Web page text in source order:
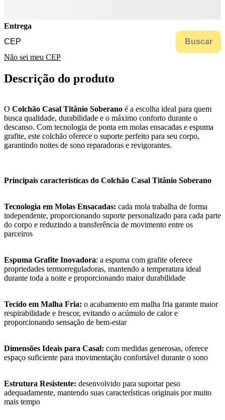
Entrega
Buscar
Não sei meu CEP
Descrição do produto
O Colchão Casal Titânio Soberano é a escolha ideal para quem
busca qualidade, durabilidade e o máximo conforto durante o
descanso. Com tecnologia de ponta em molas ensacadas e espuma
grafite, este colchão oferece o suporte perfeito para seu corpo,
garantindo noites de sono reparadoras e revigorantes.
Principais características do Colchão Casal Titânio Soberano
Tecnologia em Molas Ensacadas: cada mola trabalha de forma
independente, proporcionando suporte personalizado para cada parte
do corpo e reduzindo a transferência de movimento entre os
parceiros
Espuma Grafite Inovadora: a espuma com grafite oferece
propriedades termorreguladoras, mantendo a temperatura ideal
durante toda a noite e proporcionando maior durabilidade
Tecido em Malha Fria: o acabamento em malha fria garante maior
respirabilidade e frescor, evitando o acúmulo de calor e
proporcionando sensação de bem-estar
Dimensões Ideais para Casal: com medidas generosas, oferece
espaço suficiente para movimentação confortável durante o sono
Estrutura Resistente: desenvolvido para suportar peso
adequadamente, mantendo suas características originais por muito
mais tempo